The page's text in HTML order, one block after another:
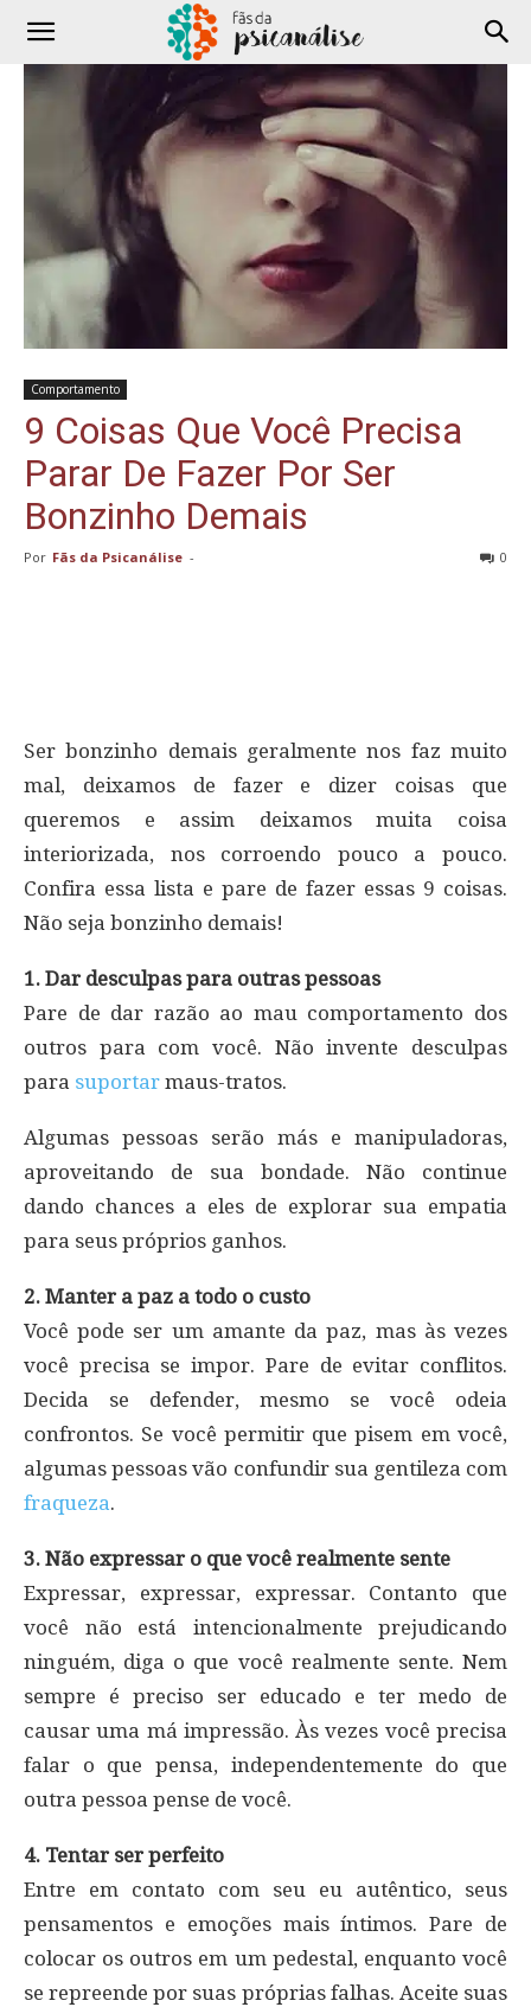
Comportamento
9 Coisas Que Você Precisa
Parar De Fazer Por Ser
Bonzinho Demais
Por Fãs da Psicanálise - 0
Ser bonzinho demais geralmente nos faz muito
mal, deixamos de fazer e dizer coisas que
queremos e assim deixamos muita coisa
interiorizada, nos corroendo pouco a pouco.
Confira essa lista e pare de fazer essas 9 coisas.
Não seja bonzinho demais!
1. Dar desculpas para outras pessoas
Pare de dar razão ao mau comportamento dos
outros para com você. Não invente desculpas
para suportar maus-tratos.
Algumas pessoas serão más e manipuladoras,
aproveitando de sua bondade. Não continue
dando chances a eles de explorar sua empatia
para seus próprios ganhos.
2. Manter a paz a todo o custo
Você pode ser um amante da paz, mas às vezes
você precisa se impor. Pare de evitar conflitos.
Decida se defender, mesmo se você odeia
confrontos. Se você permitir que pisem em você,
algumas pessoas vão confundir sua gentileza com
fraqueza.
3. Não expressar o que você realmente sente
Expressar, expressar, expressar. Contanto que
você não está intencionalmente prejudicando
ninguém, diga o que você realmente sente. Nem
sempre é preciso ser educado e ter medo de
causar uma má impressão. Às vezes você precisa
falar o que pensa, independentemente do que
outra pessoa pense de você.
4. Tentar ser perfeito
Entre em contato com seu eu autêntico, seus
pensamentos e emoções mais íntimos. Pare de
colocar os outros em um pedestal, enquanto você
se repreende por suas próprias falhas. Aceite suas